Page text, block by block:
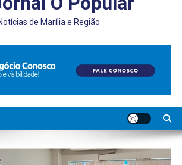
de Marília e Região